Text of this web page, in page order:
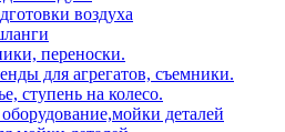
воздуха
переноски.
для агрегатов, съемники.
ступень на колесо.
деталей